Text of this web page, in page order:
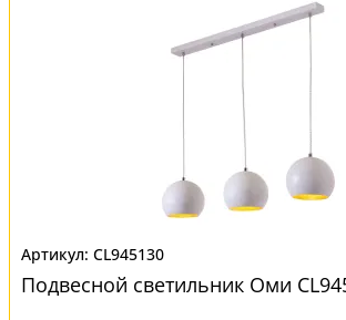
CL945130
Подвесной светильник Оми